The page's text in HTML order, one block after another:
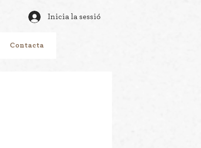
Inicia la sessió
Contacta